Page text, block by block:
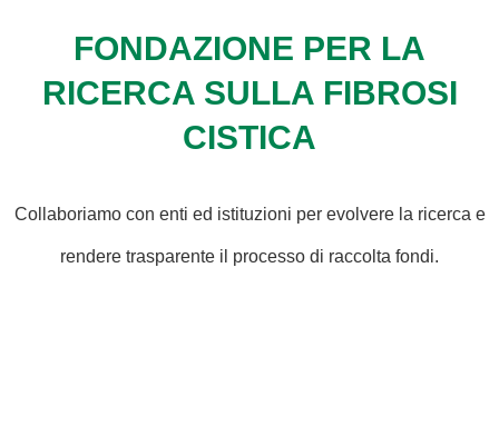
FONDAZIONE PER LA
RICERCA SULLA FIBROSI
CISTICA
Collaboriamo con enti ed istituzioni per evolvere la ricerca e
rendere trasparente il processo di raccolta fondi.